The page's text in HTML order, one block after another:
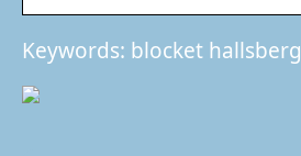
Keywords: blocket hallsberg